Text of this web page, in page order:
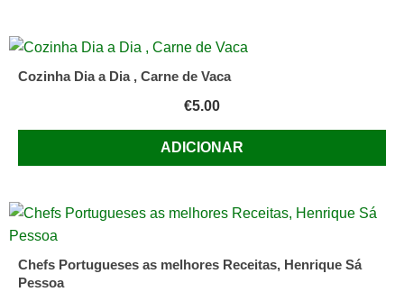
Cozinha Dia a Dia , Carne de Vaca
€5.00
ADICIONAR
Chefs Portugueses as melhores Receitas, Henrique Sá
Pessoa